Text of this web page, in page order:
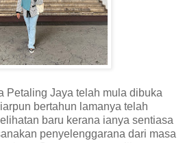
Petaling Jaya telah mula dibuka
bertahun lamanya telah
baru kerana ianya sentiasa
penyelenggarana dari masa